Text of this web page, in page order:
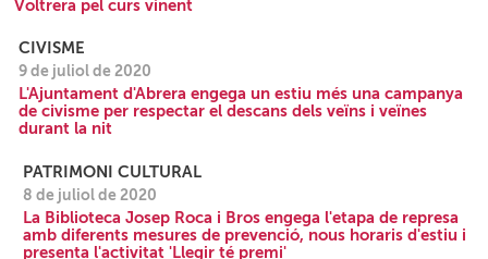
Voltrera pel curs vinent
CIVISME
9 de juliol de 2020
L'Ajuntament d'Abrera engega un estiu més una campanya
de civisme per respectar el descans dels veïns i veïnes
durant la nit
PATRIMONI CULTURAL
8 de juliol de 2020
La Biblioteca Josep Roca i Bros engega l'etapa de represa
amb diferents mesures de prevenció, nous horaris d'estiu i
presenta l'activitat 'Llegir té premi'